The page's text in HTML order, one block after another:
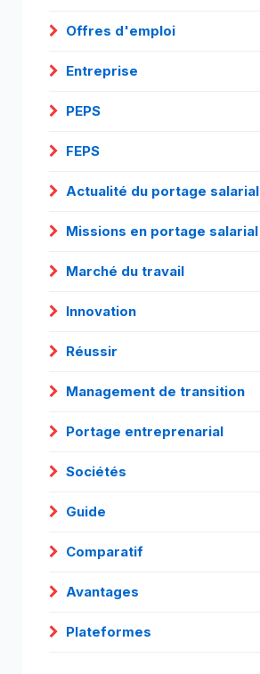
Offres d'emploi
Entreprise
PEPS
FEPS
Actualité du portage salarial
Missions en portage salarial
Marché du travail
Innovation
Réussir
Management de transition
Portage entreprenarial
Sociétés
Guide
Comparatif
Avantages
Plateformes